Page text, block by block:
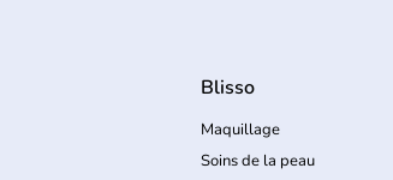
Blisso
Maquillage
Soins de la peau